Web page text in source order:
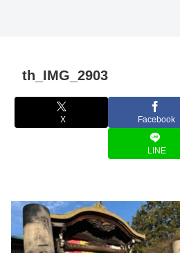
th_IMG_2903
X Facebook
LINE